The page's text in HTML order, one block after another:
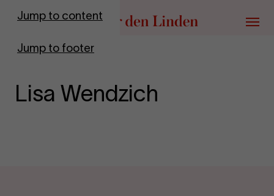
Jump to content
Jump to footer
Go to homepage
Menu
Lisa Wendzich